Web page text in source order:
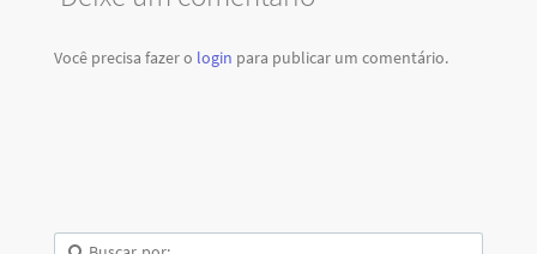
Você precisa fazer o login para publicar um comentário.